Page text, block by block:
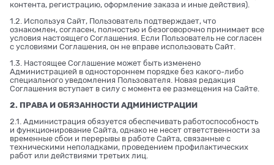
контента, регистрацию, оформление заказа и иные действия).
1.2. Используя Сайт, Пользователь подтверждает, что
ознакомлен, согласен, полностью и безоговорочно принимает все
условия настоящего Соглашения. Если Пользователь не согласен
с условиями Соглашения, он не вправе использовать Сайт.
1.3. Настоящее Соглашение может быть изменено
Администрацией в одностороннем порядке без какого-либо
специального уведомления Пользователя. Новая редакция
Соглашения вступает в силу с момента ее размещения на Сайте.
2. ПРАВА И ОБЯЗАННОСТИ АДМИНИСТРАЦИИ
2.1. Администрация обязуется обеспечивать работоспособность
и функционирование Сайта, однако не несет ответственности за
временные сбои и перерывы в работе Сайта, связанные с
техническими неполадками, проведением профилактических
работ или действиями третьих лиц.